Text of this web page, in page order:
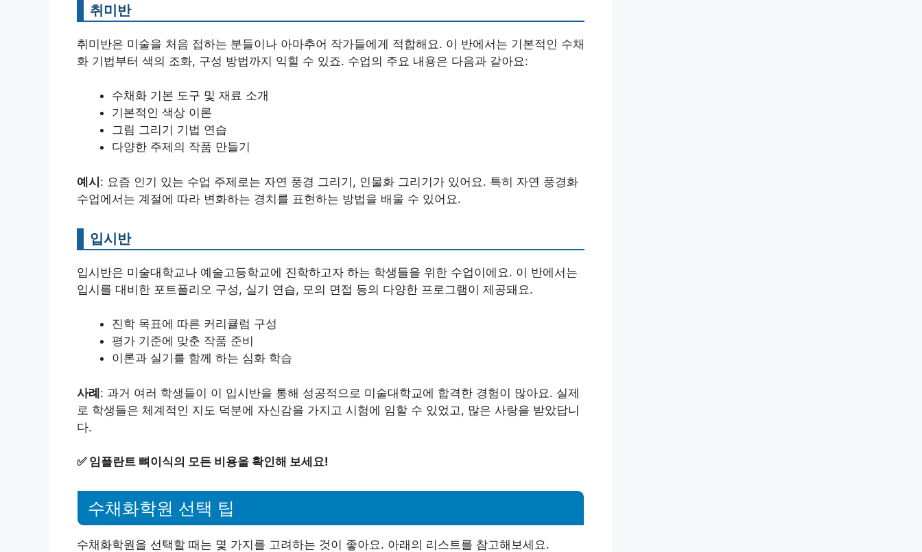
취미반
취미반은 미술을 처음 접하는 분들이나 아마추어 작가들에게 적합해요. 이 반에서는 기본적인 수채
화 기법부터 색의 조화, 구성 방법까지 익힐 수 있죠. 수업의 주요 내용은 다음과 같아요:
수채화 기본 도구 및 재료 소개
기본적인 색상 이론
그림 그리기 기법 연습
다양한 주제의 작품 만들기
예시: 요즘 인기 있는 수업 주제로는 자연 풍경 그리기, 인물화 그리기가 있어요. 특히 자연 풍경화
수업에서는 계절에 따라 변화하는 경치를 표현하는 방법을 배울 수 있어요.
입시반
입시반은 미술대학교나 예술고등학교에 진학하고자 하는 학생들을 위한 수업이에요. 이 반에서는
입시를 대비한 포트폴리오 구성, 실기 연습, 모의 면접 등의 다양한 프로그램이 제공돼요.
진학 목표에 따른 커리큘럼 구성
평가 기준에 맞춘 작품 준비
이론과 실기를 함께 하는 심화 학습
사례: 과거 여러 학생들이 이 입시반을 통해 성공적으로 미술대학교에 합격한 경험이 많아요. 실제
로 학생들은 체계적인 지도 덕분에 자신감을 가지고 시험에 임할 수 있었고, 많은 사랑을 받았답니
다.
✅ 임플란트 뼈이식의 모든 비용을 확인해 보세요!
수채화학원 선택 팁
수채화학원을 선택할 때는 몇 가지를 고려하는 것이 좋아요. 아래의 리스트를 참고해보세요.